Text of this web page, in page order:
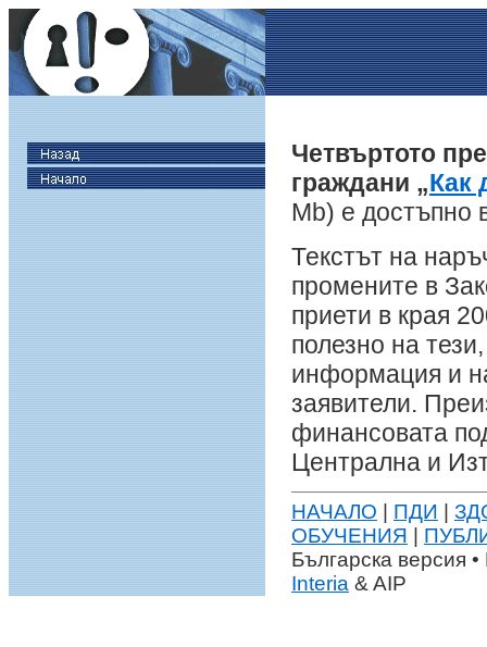
Четвъртото
граждани „Как
Mb) е достъпно
Текстът на
промените в
приети в края
полезнo на
информация и
заявители.
финансовата
Централна и
НАЧАЛО | ПДИ |
ОБУЧЕНИЯ |
Българска версия
Interia & AIP